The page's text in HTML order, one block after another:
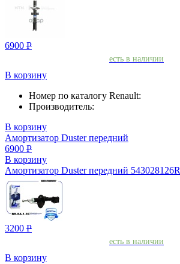
6900 Р
есть в наличии
В корзину
Номер по каталогу Renault:
Производитель:
В корзину
Амортизатор Duster передний
6900 Р
В корзину
Амортизатор Duster передний 543028126R
3200 Р
есть в наличии
В корзину